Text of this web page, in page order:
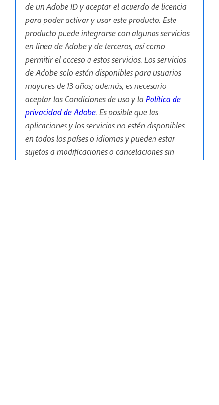
de un Adobe ID y aceptar el acuerdo de licencia
para poder activar y usar este producto. Este
producto puede integrarse con algunos servicios
en línea de Adobe y de terceros, así como
permitir el acceso a estos servicios. Los servicios
de Adobe solo están disponibles para usuarios
mayores de 13 años; además, es necesario
aceptar las Condiciones de uso y la Política de
privacidad de Adobe. Es posible que las
aplicaciones y los servicios no estén disponibles
en todos los países o idiomas y pueden estar
sujetos a modificaciones o cancelaciones sin